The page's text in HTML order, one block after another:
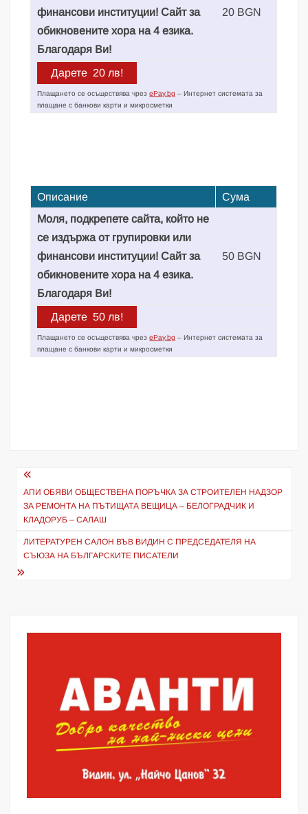
финансови институции! Сайт за
обикновените хора на 4 езика.
Благодаря Ви!
20 BGN
Плащането се осъществява чрезePay.bg – Интернет системата за
плащане с банкови карти и микросметки
Описание
Сума
Моля, подкрепете сайта, който не
се издържа от групировки или
финансови институции! Сайт за
обикновените хора на 4 езика.
Благодаря Ви!
50 BGN
Плащането се осъществява чрезePay.bg – Интернет системата за
плащане с банкови карти и микросметки
Навигация
АПИ ОБЯВИ ОБЩЕСТВЕНА ПОРЪЧКА ЗА СТРОИТЕЛЕН НАДЗОР
ЗА РЕМОНТА НА ПЪТИЩАТА ВЕЩИЦА – БЕЛОГРАДЧИК И
КЛАДОРУБ – САЛАШ
ЛИТЕРАТУРЕН САЛОН ВЪВ ВИДИН С ПРЕДСЕДАТЕЛЯ НА
СЪЮЗА НА БЪЛГАРСКИТЕ ПИСАТЕЛИ